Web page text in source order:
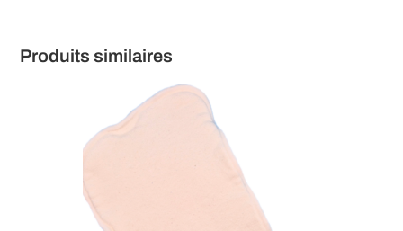
Produits similaires